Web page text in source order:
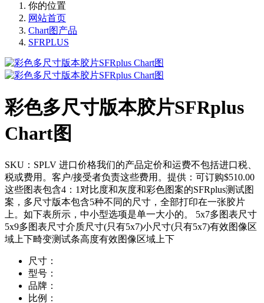
你的位置
网站首页
Chart图产品
SFRPLUS
彩色多尺寸版本胶片SFRplus
Chart图
SKU：SPLV 进口价格我们的产品定价和运费不包括进口税、
税或费用。客户/接受者负责这些费用。提供：可订购$510.00
这些图表包含4：1对比度和灰度和彩色图案的SFRplus测试图
案，多尺寸版本包含5种不同的尺寸，全部打印在一张胶片
上。如下表所示，中小型选项是单一大小的。 5x7多图表尺寸
5x9多图表尺寸介质尺寸(只有5x7)小尺寸(只有5x7)有效图像区
域上下畸变测试条高度有效图像区域上下
尺寸：
型号：
品牌：
比例：